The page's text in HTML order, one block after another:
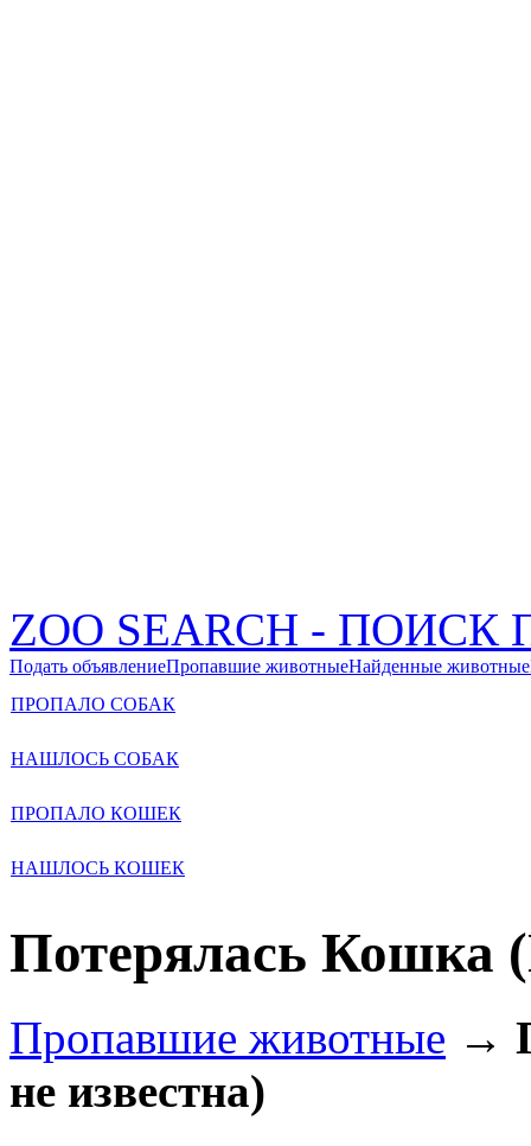
ZOO SEARCH -
Подать объявлениеПропавшие животныеНайденные животные
ПРОПАЛО СОБАК
НАШЛОСЬ СОБАК
ПРОПАЛО КОШЕК
НАШЛОСЬ КОШЕК
Потерялась Кошка
Пропавшие животные →
не известна)